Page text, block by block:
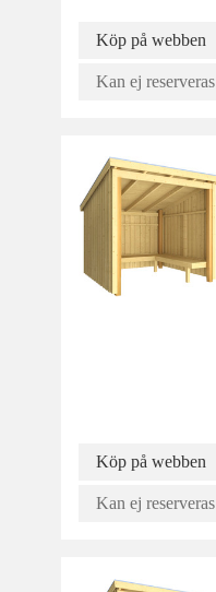
Köp på webben
Kan ej reserveras
Köp på webben
Kan ej reserveras